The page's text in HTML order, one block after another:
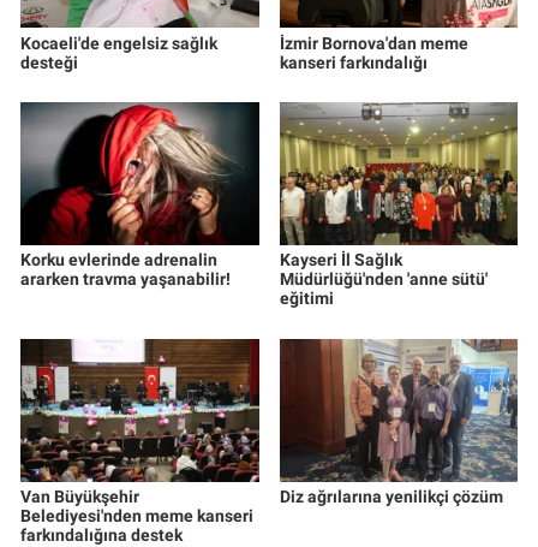
Kocaeli'de engelsiz sağlık
desteği
İzmir Bornova'dan meme
kanseri farkındalığı
Korku evlerinde adrenalin
ararken travma yaşanabilir!
Kayseri İl Sağlık
Müdürlüğü'nden 'anne sütü'
eğitimi
Van Büyükşehir
Belediyesi'nden meme kanseri
farkındalığına destek
Diz ağrılarına yenilikçi çözüm